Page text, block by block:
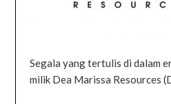
Segala yang tertulis di dalam
milik Dea Marissa Resources